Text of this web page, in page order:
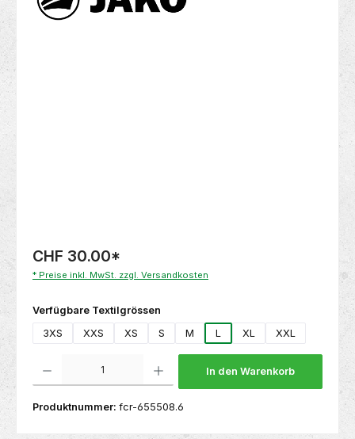
CHF 30.00*
* Preise inkl. MwSt. zzgl. Versandkosten
Verfügbare Textilgrössen
3XS
XXS XS S M L XL XXL
In den Warenkorb
Produktnummer: fcr-655508.6